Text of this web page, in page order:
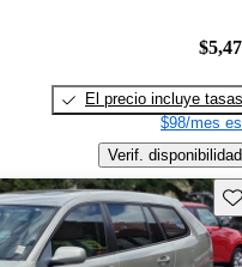
El precio incluye tasas
$98/mes
Verif. disponibilidad